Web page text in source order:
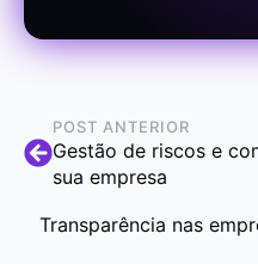
POST ANTERIOR
Gestão de riscos e
sua empresa
Transparência nas